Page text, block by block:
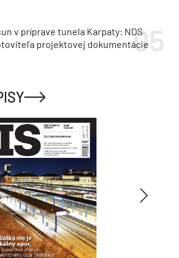
v príprave tunela Karpaty: NDS
projektovej dokumentácie